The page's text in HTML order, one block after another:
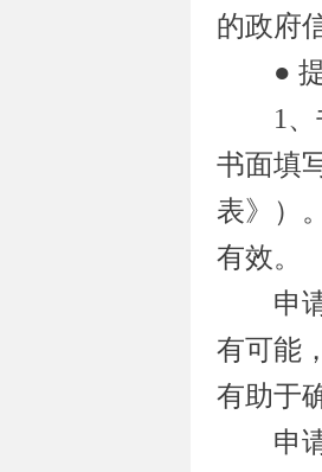
的政府
●
1
书面填
表》）
有效。
申请
有可能
有助于
申请